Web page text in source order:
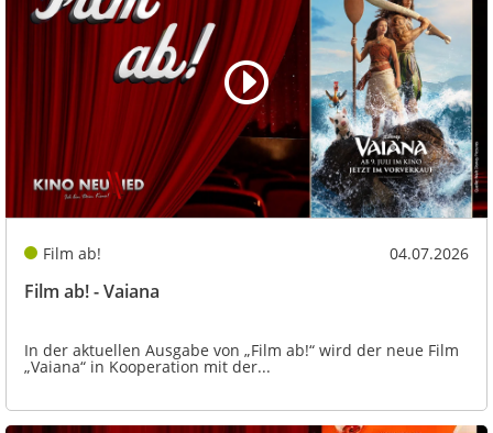
Film ab! 04.07.2026
Film ab! - Vaiana
In der aktuellen Ausgabe von „Film ab!“ wird der neue Film
„Vaiana“ in Kooperation mit der...